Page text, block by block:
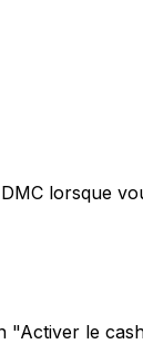
lorsque
"Activer le